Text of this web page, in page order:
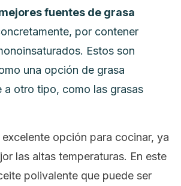
fuentes de grasa
por contener
Estos son
una opción de grasa
a otro tipo, como las grasas
excelente opción para cocinar, ya
las altas temperaturas. En este
polivalente que puede ser